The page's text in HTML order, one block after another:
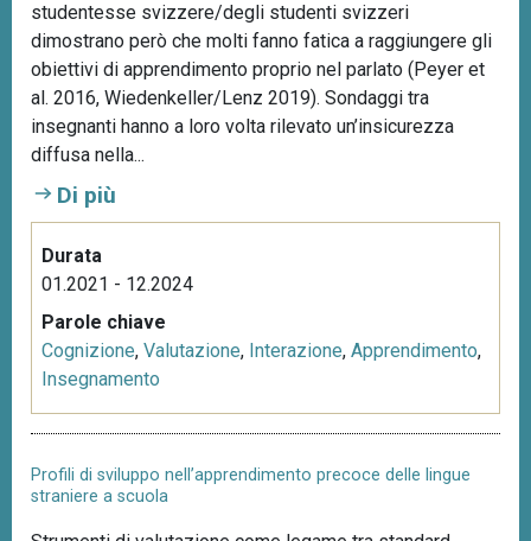
studentesse svizzere/degli studenti svizzeri
dimostrano però che molti fanno fatica a raggiungere gli
obiettivi di apprendimento proprio nel parlato (Peyer et
al. 2016, Wiedenkeller/Lenz 2019). Sondaggi tra
insegnanti hanno a loro volta rilevato un’insicurezza
diffusa nella...
Di più
Durata
01.2021 - 12.2024
Parole chiave
Cognizione, Valutazione, Interazione, Apprendimento,
Insegnamento
Profili di sviluppo nell’apprendimento precoce delle lingue
straniere a scuola